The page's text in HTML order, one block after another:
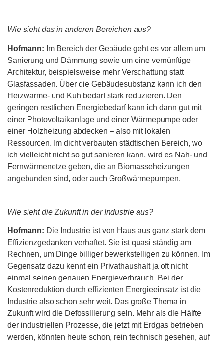
Wie sieht das in anderen Bereichen aus?
Hofmann: Im Bereich der Gebäude geht es vor allem um
Sanierung und Dämmung sowie um eine vernünftige
Architektur, beispielsweise mehr Verschattung statt
Glasfassaden. Über die Gebäudesubstanz kann ich den
Heizwärme- und Kühlbedarf stark reduzieren. Den
geringen restlichen Energiebedarf kann ich dann gut mit
einer Photovoltaikanlage und einer Wärmepumpe oder
einer Holzheizung abdecken – also mit lokalen
Ressourcen. Im dicht verbauten städtischen Bereich, wo
ich vielleicht nicht so gut sanieren kann, wird es Nah- und
Fernwärmenetze geben, die an Biomasseheizungen
angebunden sind, oder auch Großwärmepumpen.
Wie sieht die Zukunft in der Industrie aus?
Hofmann: Die Industrie ist von Haus aus ganz stark dem
Effizienzgedanken verhaftet. Sie ist quasi ständig am
Rechnen, um Dinge billiger bewerkstelligen zu können. Im
Gegensatz dazu kennt ein Privathaushalt ja oft nicht
einmal seinen genauen Energieverbrauch. Bei der
Kostenreduktion durch effizienten Energieeinsatz ist die
Industrie also schon sehr weit. Das große Thema in
Zukunft wird die Defossilierung sein. Mehr als die Hälfte
der industriellen Prozesse, die jetzt mit Erdgas betrieben
werden, könnten heute schon, rein technisch gesehen, auf